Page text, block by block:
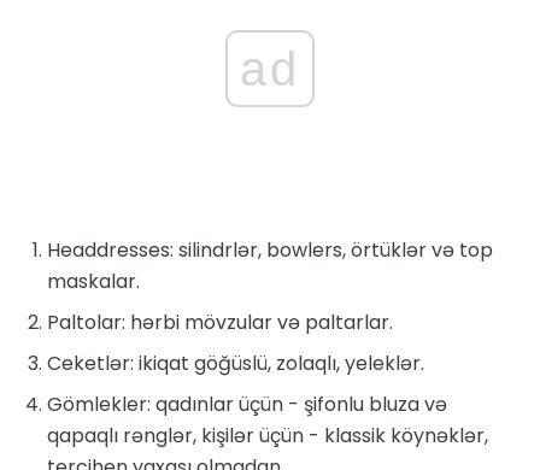
ad
Headdresses: silindrlər, bowlers, örtüklər və top
maskalar.
Paltolar: hərbi mövzular və paltarlar.
Ceketlər: ikiqat göğüslü, zolaqlı, yeleklər.
Gömlekler: qadınlar üçün - şifonlu bluza və
qapaqlı rənglər, kişilər üçün - klassik köynəklər,